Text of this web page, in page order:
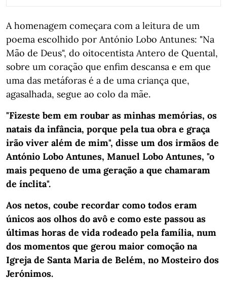
A homenagem começara com a leitura de um
poema escolhido por António Lobo Antunes: "Na
Mão de Deus", do oitocentista Antero de Quental,
sobre um coração que enfim descansa e em que
uma das metáforas é a de uma criança que,
agasalhada, segue ao colo da mãe.
"Fizeste bem em roubar as minhas memórias, os
natais da infância, porque pela tua obra e graça
irão viver além de mim", disse um dos irmãos de
António Lobo Antunes, Manuel Lobo Antunes, "o
mais pequeno de uma geração a que chamaram
de ínclita".
Aos netos, coube recordar como todos eram
únicos aos olhos do avô e como este passou as
últimas horas de vida rodeado pela família, num
dos momentos que gerou maior comoção na
Igreja de Santa Maria de Belém, no Mosteiro dos
Jerónimos.